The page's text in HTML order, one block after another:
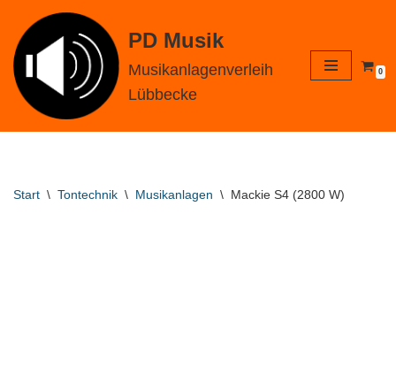
Zum
Inhalt
springen
PD Musik
Musikanlagenverleih
Lübbecke
0
Start \ Tontechnik \ Musikanlagen \ Mackie S4 (2800 W)